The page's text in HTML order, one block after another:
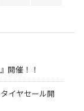
開催！！
イヤセール開